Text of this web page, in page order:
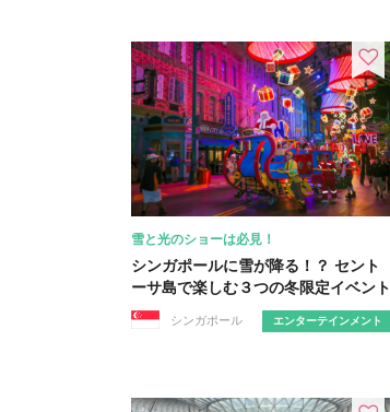
雪と光のショーは必見！
シンガポールに雪が降る！？ セント
ーサ島で楽しむ３つの冬限定イベント
シンガポール エンターテインメント